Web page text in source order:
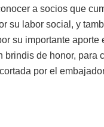
a socios que
su labor social, y
su importante aporte
brindis de honor, para
por el